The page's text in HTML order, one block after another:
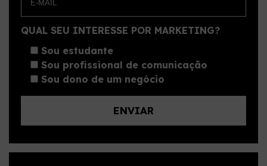
QUAL SEU INTERESSE POR MARKETING?
Sou estudante
Sou profissional de comunicação
Sou dono de um negócio